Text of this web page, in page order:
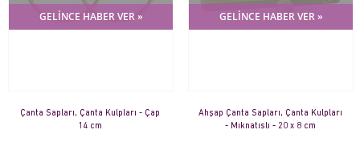
GELİNCE HABER VER »
Çanta Sapları, Çanta Kulpları - Çap
14 cm
GELİNCE HABER VER »
Ahşap Çanta Sapları, Çanta Kulpları
- Mıknatıslı - 20 x 8 cm